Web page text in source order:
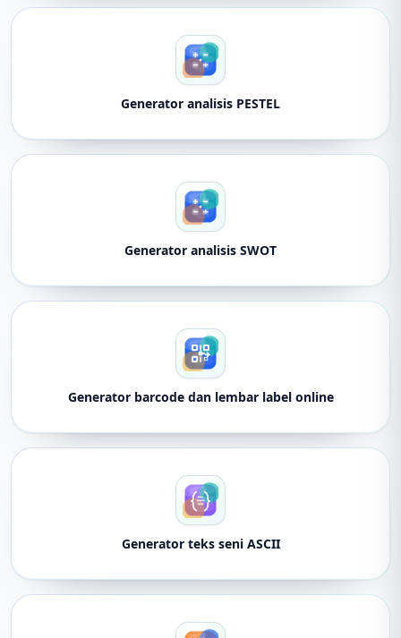
Generator analisis PESTEL
Generator analisis SWOT
Generator barcode dan lembar label online
Generator teks seni ASCII